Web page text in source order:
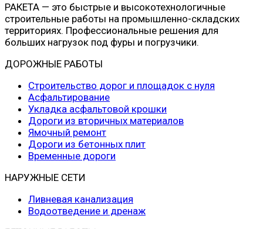
РАКЕТА — это быстрые и высокотехнологичные
строительные работы на промышленно-складских
территориях. Профессиональные решения для
больших нагрузок под фуры и погрузчики.
ДОРОЖНЫЕ РАБОТЫ
Строительство дорог и площадок с нуля
Асфальтирование
Укладка асфальтовой крошки
Дороги из вторичных материалов
Ямочный ремонт
Дороги из бетонных плит
Временные дороги
НАРУЖНЫЕ СЕТИ
Ливневая канализация
Водоотведение и дренаж